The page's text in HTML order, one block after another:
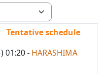
Tentative schedule
01:20- HARASHIMA